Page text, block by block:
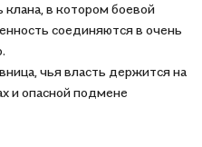
в котором боевой
соединяются в очень
чья власть держится на
и опасной подмене